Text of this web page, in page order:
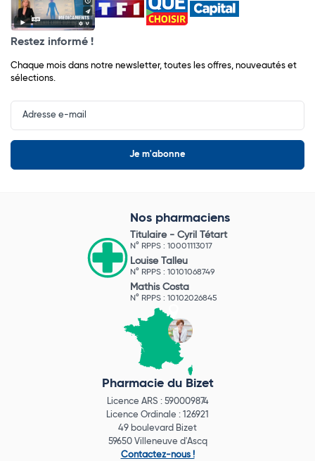
Restez informé !
Chaque mois dans notre newsletter, toutes les offres, nouveautés et
sélections.
Input
Newsletter
Nos pharmaciens
Titulaire - Cyril Tétart
N° RPPS : 10001113017
Louise Talleu
N° RPPS : 10101068749
Mathis Costa
N° RPPS : 10102026845
Pharmacie du Bizet
Licence ARS : 590009874
Licence Ordinale : 126921
49 boulevard Bizet
59650 Villeneuve d'Ascq
Contactez-nous !